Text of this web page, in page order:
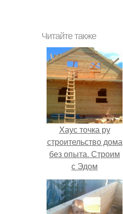
Читайте также
Хаус точка ру
строительство дома
без опыта. Строим
с Эдом